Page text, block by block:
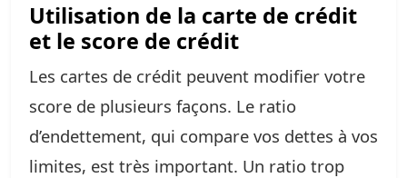
Utilisation de la carte de crédit
et le score de crédit
Les cartes de crédit peuvent modifier votre
score de plusieurs façons. Le ratio
d’endettement, qui compare vos dettes à vos
limites, est très important. Un ratio trop